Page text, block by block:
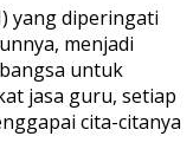
yang diperingati
menjadi
untuk
jasa guru, setiap
cita-citanya